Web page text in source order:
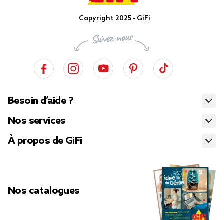
Copyright 2025 - GiFi
Besoin d’aide ?
Nos services
À propos de GiFi
Nos catalogues